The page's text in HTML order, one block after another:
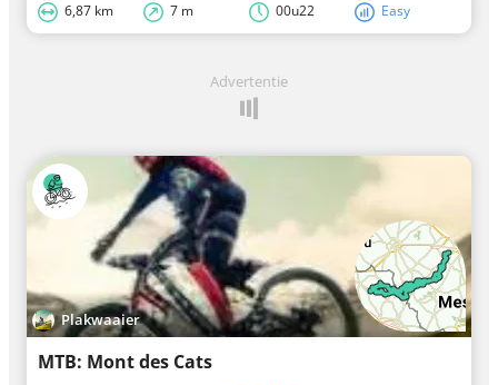
6,87 km 7 m 00u22 Easy
Advertentie
Plakwaaier
MTB: Mont des Cats